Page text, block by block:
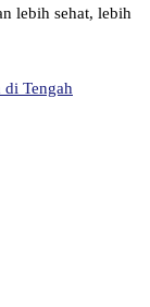
lebih sehat, lebih
di Tengah